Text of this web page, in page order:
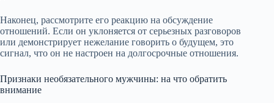
Наконец, рассмотрите его реакцию на обсуждение
отношений. Если он уклоняется от серьезных разговоров
или демонстрирует нежелание говорить о будущем, это
сигнал, что он не настроен на долгосрочные отношения.
Признаки необязательного мужчины: на что обратить
внимание